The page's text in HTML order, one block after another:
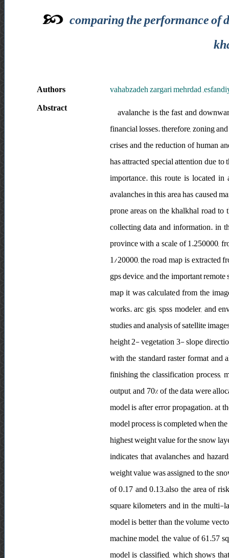
comparing the performance of
Authors
vahabzadeh zargari mehrdad
Abstract
avalanche is the fast and
financial losses. therefore, zoning
crises and the reduction of human
has attracted special attention due
importance. this route is located
avalanches in this area has caused
prone areas on the khalkhal road
collecting data and information. in
province with a scale of 1.250000,
1/20000, the road map is extracted
gps device, and the important
map it was calculated from the
works. arc gis, spss modeler, and
studies and analysis of satellite
height 2- vegetation 3- slope
with the standard raster format and
finishing the classification process,
output, and 70% of the data were
model is after error propagation. at
model process is completed when
highest weight value for the snow
indicates that avalanches and
weight value was assigned to the
of 0.17 and 0.13.also the area of
square kilometers and in the multi-
model is better than the volume
machine model, the value of 61.57